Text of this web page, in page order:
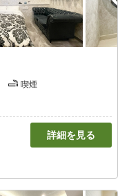
喫煙
詳細を見る